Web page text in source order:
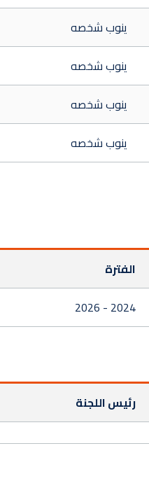
ينوب شخصه
ينوب شخصه
ينوب شخصه
ينوب شخصه
الفترة
2024 - 2026
رئيس اللجنة